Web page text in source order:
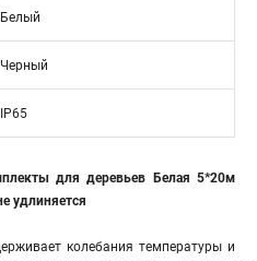
Белый
Черный
IP65
для деревьев Белая 5*20м
удлиняется
колебания температуры и